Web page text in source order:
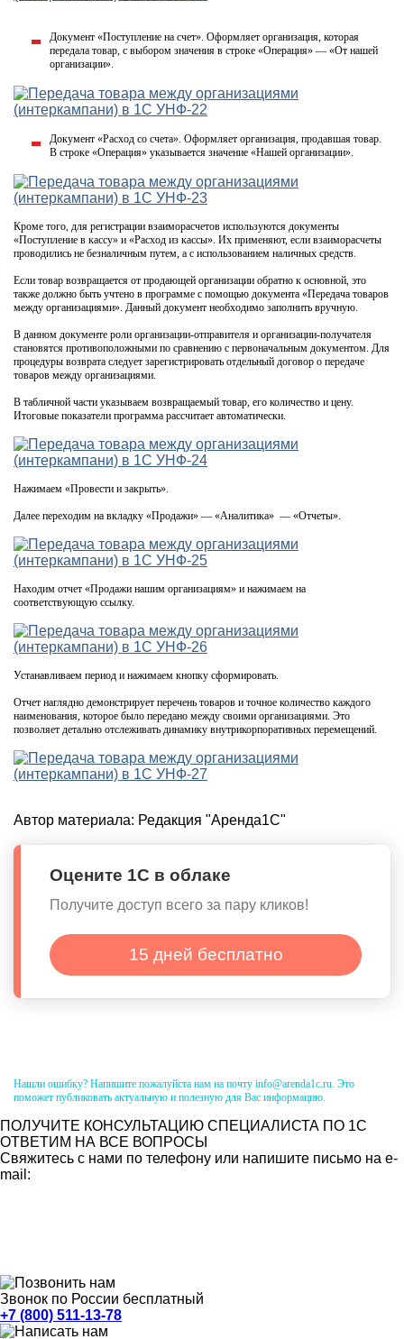
Документ «Поступление на счет». Оформляет организация, которая
передала товар, с выбором значения в строке «Операция» — «От нашей
организации».
Документ «Расход со счета». Оформляет организация, продавшая товар.
В строке «Операция» указывается значение «Нашей организации».
Кроме того, для регистрации взаиморасчетов используются документы
«Поступление в кассу» и «Расход из кассы». Их применяют, если взаиморасчеты
проводились не безналичным путем, а с использованием наличных средств.
Если товар возвращается от продающей организации обратно к основной, это
также должно быть учтено в программе с помощью документа «Передача товаров
между организациями». Данный документ необходимо заполнить вручную.
В данном документе роли организации-отправителя и организации-получателя
становятся противоположными по сравнению с первоначальным документом. Для
процедуры возврата следует зарегистрировать отдельный договор о передаче
товаров между организациями.
В табличной части указываем возвращаемый товар, его количество и цену.
Итоговые показатели программа рассчитает автоматически.
Нажимаем «Провести и закрыть».
Далее переходим на вкладку «Продажи» — «Аналитика» — «Отчеты».
Находим отчет «Продажи нашим организациям» и нажимаем на
соответствующую ссылку.
Устанавливаем период и нажимаем кнопку сформировать.
Отчет наглядно демонстрирует перечень товаров и точное количество каждого
наименования, которое было передано между своими организациями. Это
позволяет детально отслеживать динамику внутрикорпоративных перемещений.
Автор материала: Редакция "Аренда1С"
Оцените 1С в облаке
Получите доступ всего за пару кликов!
15 дней бесплатно
Нашли ошибку? Напишите пожалуйста нам на почту info@arenda1c.ru. Это
поможет публиковать актуальную и полезную для Вас информацию.
ПОЛУЧИТЕ КОНСУЛЬТАЦИЮ СПЕЦИАЛИСТА ПО 1С
ОТВЕТИМ НА ВСЕ ВОПРОСЫ
Свяжитесь с нами по телефону или напишите письмо на e-
mail:
Звонок по России бесплатный
+7 (800) 511-13-78